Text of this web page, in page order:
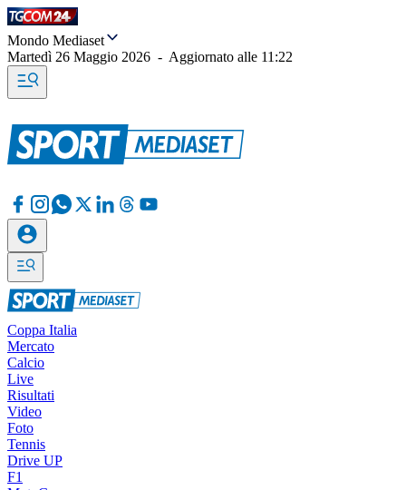
Mondo Mediaset
Martedì 26 Maggio 2026 - Aggiornato alle 11:22
Coppa Italia
Mercato
Calcio
Live
Risultati
Video
Foto
Tennis
Drive UP
F1